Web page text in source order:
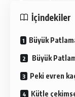
İçindekiler
Büyük
Büyük
Peki evren
Kütle